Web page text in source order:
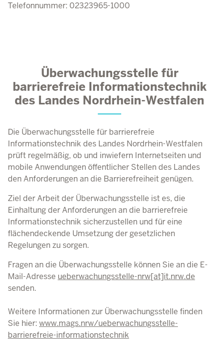
Telefonnummer: 02323965-1000
Überwachungsstelle für
barrierefreie Informationstechnik
des Landes Nordrhein-Westfalen
Die Überwachungsstelle für barrierefreie
Informationstechnik des Landes Nordrhein-Westfalen
prüft regelmäßig, ob und inwiefern Internetseiten und
mobile Anwendungen öffentlicher Stellen des Landes
den Anforderungen an die Barrierefreiheit genügen.
Ziel der Arbeit der Überwachungsstelle ist es, die
Einhaltung der Anforderungen an die barrierefreie
Informationstechnik sicherzustellen und für eine
flächendeckende Umsetzung der gesetzlichen
Regelungen zu sorgen.
Fragen an die Überwachungsstelle können Sie an die E-
Mail-Adresse ueberwachungsstelle-nrw[at]it.nrw.de
senden.
Weitere Informationen zur Überwachungsstelle finden
Sie hier: www.mags.nrw/ueberwachungsstelle-
barrierefreie-informationstechnik